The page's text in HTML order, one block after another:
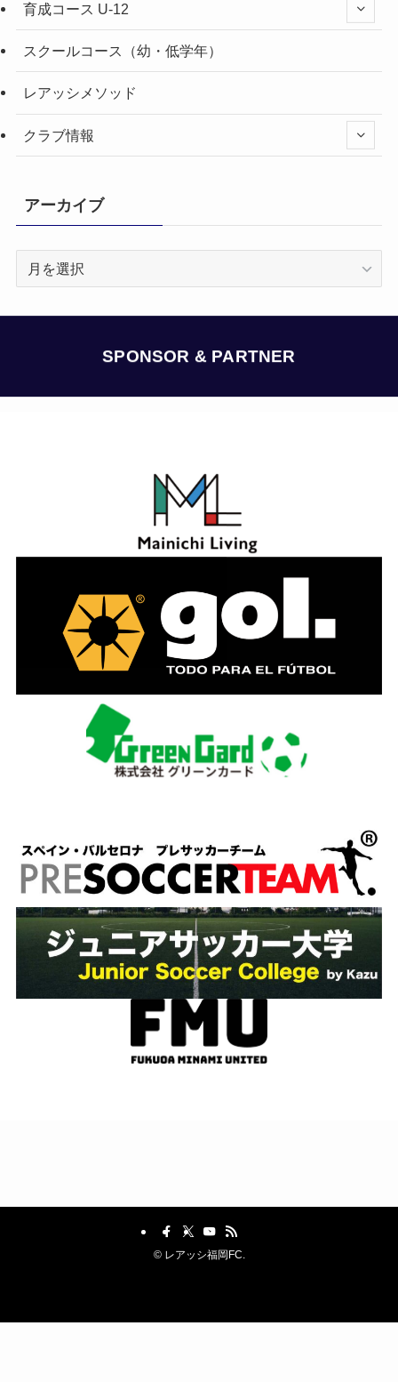
育成コース U-12
スクールコース（幼・低学年）
レアッシメソッド
クラブ情報
アーカイブ
SPONSOR & PARTNER
©レアッシ福岡FC.